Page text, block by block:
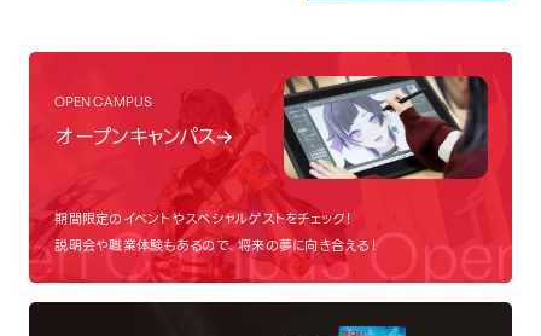
OPEN CAMPUS
オープンキャンパス
期間限定のイベントやスペシャルゲストをチェック！
説明会や職業体験もあるので、将来の夢に向き合える！
Campus Open